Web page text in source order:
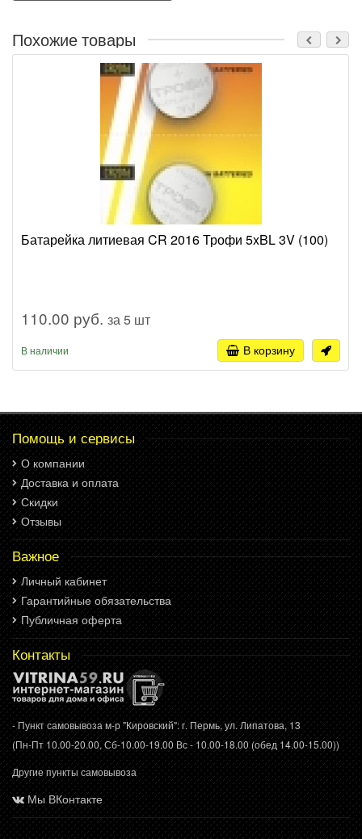
Похожие товары
Батарейка литиевая CR 2016 Трофи 5xBL 3V (100)
110.00 руб. за 5 шт
В наличии В корзину
Помощь и сервисы
О компании
Доставка и оплата
Скидки
Отзывы
Важное
Личный кабинет
Гарантийные обязательства
Публичная оферта
Контакты
- Пункт самовывоза м-р "Кировский": г. Пермь, ул. Липатова, 13
(Пн-Пт 10.00-20.00, Сб-10.00-19.00 Вс - 10.00-18.00 (обед 14.00-15.00))
Другие пункты самовывоза
Мы ВКонтакте